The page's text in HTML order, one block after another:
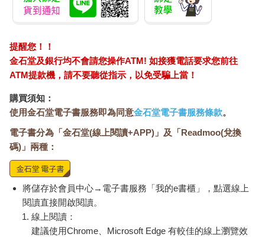
怎麼老是在說同一件事，真是個煩人的老頭啊。不知不覺間我也
老了呢。奧菲莉亞，來，坐在這，坐在爸爸身旁吧。嘿咻，那
我彷彿在跟妳母親說話似的。妳媽媽在九泉之下應該也會高興
吧。雷爾提斯長得英俊挺拔，妳溫柔體貼又善解人意，照顧我的
日常起居，城外的人們都稱讚有加呢！傳聞他們說：「波洛涅斯
算了。」爸爸應該覺得很幸福，沒有任何遺憾了才對，但，奧菲
莉亞，聽我說，爸爸最近總常常在某個瞬間感到不安，爸爸說不
之類的傻話，因為爸爸我總是想要努力活到一百歲，甚至一百零
九歲，我想看到雷爾提斯出人頭地的英姿，再好好稱讚他一番，
告訴他爸爸已經完全放心了，之後才死去。爸爸很貪心吧。不
過，爸爸是真心希望能夠這樣。現在我活著沒有任何樂趣，都是
為了你們，才不得不努力生存下去，因為沒有母親的孩子是多麼
可憐啊！雷爾提斯和妳都不會知道，為了孩子，再怎麼辛苦的事
我都願意做。爸爸我啊，連這種事都想到了，也就是，在人生中
一定要有一個擔任在最後一刻褒獎你們的角色。拿雷爾提斯來
提醒您！！
金石堂及銀行均不會請您操作ATM! 如接獲電話要求您前往
ATM提款機，請不要聽從指示，以免受騙上當！
購買須知：
使用金石堂電子書服務即為同意金石堂電子書服務條款。
電子書分為「金石堂(線上閱讀+APP)」及「Readmoo(兌換
碼)」兩種：
將儲存於會員中心→電子書服務「我的e書櫃」，點選線上
閱讀直接開啟閱讀。
線上閱讀：
建議使用Chrome、Microsoft Edge 有較佳的線上瀏覽效